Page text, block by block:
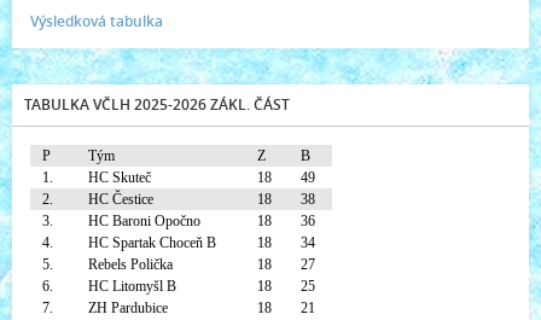
Výsledková tabulka
TABULKA VČLH 2025-2026 ZÁKL. ČÁST
P Tým Z
B
1.
HC Skuteč 18
49
2.
HC Čestice 18
38
3.
HC Baroni Opočno 18
36
4.
HC Spartak Choceň B 18
34
5.
Rebels Polička 18
27
6.
HC Litomyšl B 18
25
7.
ZH Pardubice 18
21